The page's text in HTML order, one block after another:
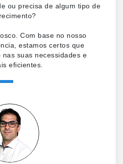
ou precisa de algum tipo de
Com base no nosso
estamos certos que
suas necessidades e
eficientes.